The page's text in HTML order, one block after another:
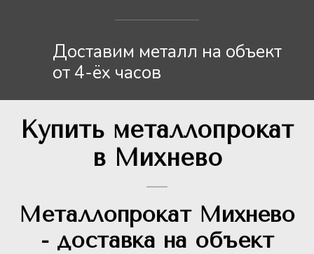
Доставим металл на объект
от 4-ёх часов
Купить металлопрокат
в Михнево
Металлопрокат Михнево
- доставка на объект